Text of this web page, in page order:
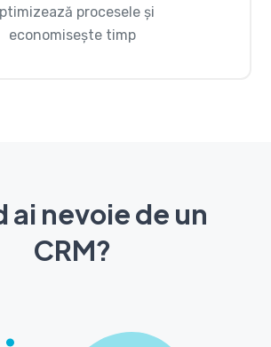
procesele și
economisește timp
ai nevoie de un
CRM?